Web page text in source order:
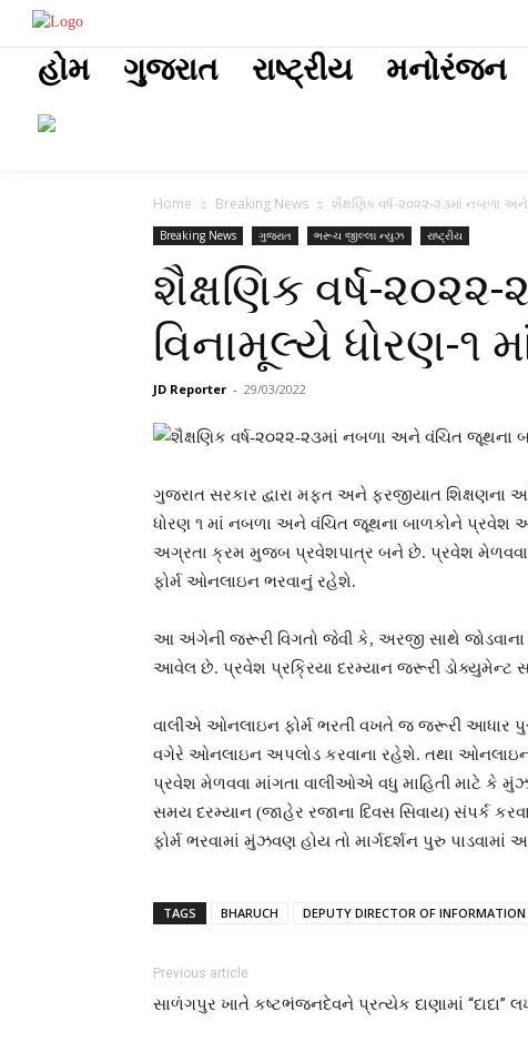
હોમ ગુજરાત રાષ્ટ્રીય મનોરંજન
Home Breaking News શૈક્ષણિક વર્ષ-૨૦૨૨-૨૩માં નબળા
Breaking News ગુજરાત ભરૂચ જીલ્લા ન્યુઝ રાષ્ટ્રીય
શૈક્ષણિક વર્ષ-
વિનામૂલ્યે ધોરણ-૧
JD Reporter - 29/03/2022
ગુજરાત સરકાર દ્વારા મફત અને ફરજીયાત શિક્ષણના
ધોરણ ૧ માં નબળા અને વંચિત જૂથના બાળકોને પ્રવેશ
અગ્રતા ક્રમ મુજબ પ્રવેશપાત્ર બને છે. પ્રવેશ મેળવવા
ફોર્મ ઓનલાઇન ભરવાનું રહેશે.
આ અંગેની જરૂરી વિગતો જેવી કે, અરજી સાથે જોડવાના
આવેલ છે. પ્રવેશ પ્રક્રિયા દરમ્યાન જરૂરી ડોક્યુમેન્ટ
વાલીએ ઓનલાઇન ફોર્મ ભરતી વખતે જ જરૂરી આધાર
વગેરે ઓનલાઇન અપલોડ કરવાના રહેશે. તથા ઓનલાઇન
પ્રવેશ મેળવવા માંગતા વાલીઓએ વધુ માહિતી માટે કે
સમય દરમ્યાન (જાહેર રજાના દિવસ સિવાય) સંપર્ક
ફોર્મ ભરવામાં મુંઝવણ હોય તો માર્ગદર્શન પુરુ
TAGS BHARUCH DEPUTY DIRECTOR OF INFORMATION
Previous article
સાળંગપુર ખાતે કષ્ટભંજનદેવને પ્રત્યેક દાણામાં “દાદા”